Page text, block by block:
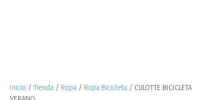
Inicio / Tienda / Ropa / Ropa Bicicleta / CULOTTE BICICLETA